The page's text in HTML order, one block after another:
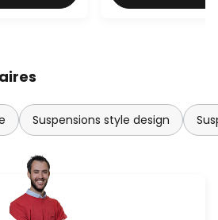
Suspensions style design